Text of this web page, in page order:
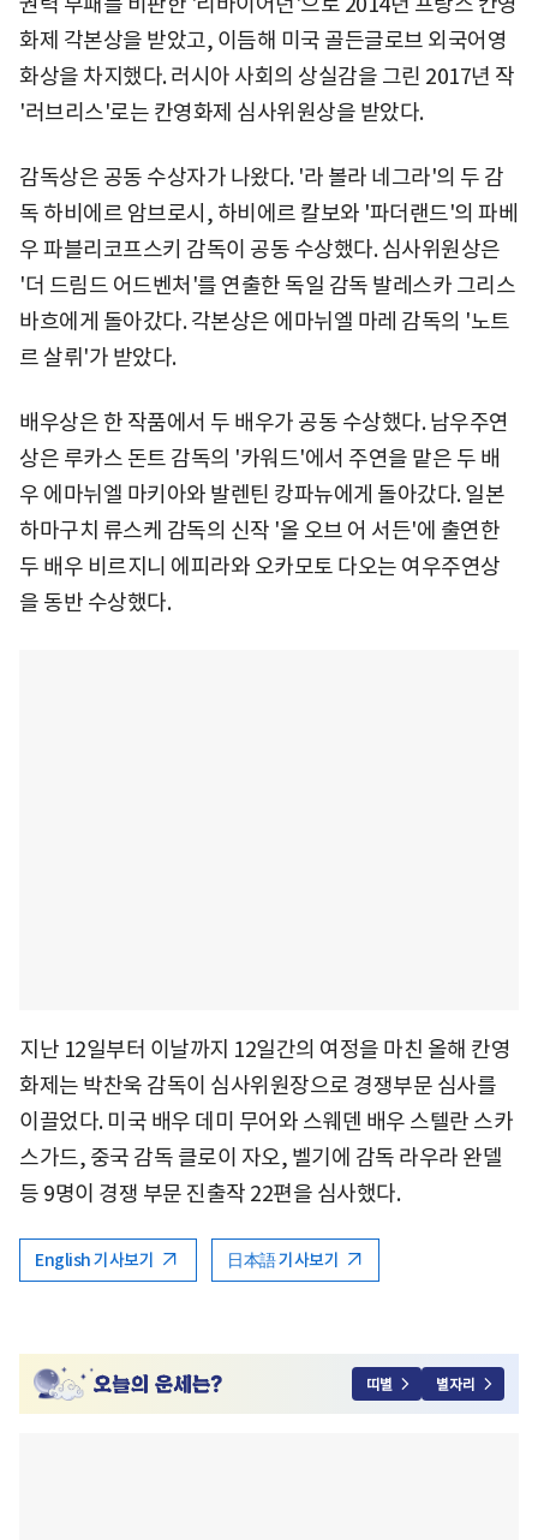
화제 각본상을 받았고, 이듬해 미국 골든글로브 외국어영
화상을 차지했다. 러시아 사회의 상실감을 그린 2017년 작
'러브리스'로는 칸영화제 심사위원상을 받았다.
감독상은 공동 수상자가 나왔다. '라 볼라 네그라'의 두 감
독 하비에르 암브로시, 하비에르 칼보와 '파더랜드'의 파베
우 파블리코프스키 감독이 공동 수상했다. 심사위원상은
'더 드림드 어드벤처'를 연출한 독일 감독 발레스카 그리스
바흐에게 돌아갔다. 각본상은 에마뉘엘 마레 감독의 '노트
르 살뤼'가 받았다.
배우상은 한 작품에서 두 배우가 공동 수상했다. 남우주연
상은 루카스 돈트 감독의 '카워드'에서 주연을 맡은 두 배
우 에마뉘엘 마키아와 발렌틴 캉파뉴에게 돌아갔다. 일본
하마구치 류스케 감독의 신작 '올 오브 어 서든'에 출연한
두 배우 비르지니 에피라와 오카모토 다오는 여우주연상
을 동반 수상했다.
지난 12일부터 이날까지 12일간의 여정을 마친 올해 칸영
화제는 박찬욱 감독이 심사위원장으로 경쟁부문 심사를
이끌었다. 미국 배우 데미 무어와 스웨덴 배우 스텔란 스카
스가드, 중국 감독 클로이 자오, 벨기에 감독 라우라 완델
등 9명이 경쟁 부문 진출작 22편을 심사했다.
English 기사보기 日本語 기사보기
띠별 별자리